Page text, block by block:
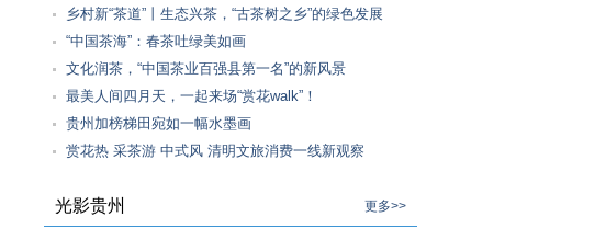
乡村新“茶道”丨生态兴茶，“古茶树之乡”的绿色发展
“中国茶海”：春茶吐绿美如画
文化润茶，“中国茶业百强县第一名”的新风景
最美人间四月天，一起来场“赏花walk”！
贵州加榜梯田宛如一幅水墨画
赏花热 采茶游 中式风 清明文旅消费一线新观察
光影贵州 更多>>